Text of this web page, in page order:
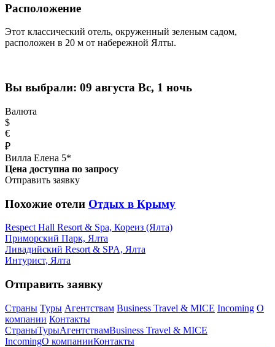
Расположение
Этот классический отель, окруженный зеленым садом,
расположен в 20 м от набережной Ялты.
Вы выбрали: 09 августа Вс, 1 ночь
Валюта
$
€
₽
Вилла Елена 5*
Цена доступна по запросу
Отправить заявку
Похожие отели Отдых в Крыму
Respect Hall Resort & Spa, Кореиз (Ялта)
Приморский Парк, Ялта
Ливадийский Resort & SPA, Ялта
Интурист, Ялта
Отправить заявку
Страны Туры Агентствам Business Travel & MICE Incoming О
компании Контакты
СтраныТурыАгентствамBusiness Travel & MICE
IncomingО компанииКонтакты